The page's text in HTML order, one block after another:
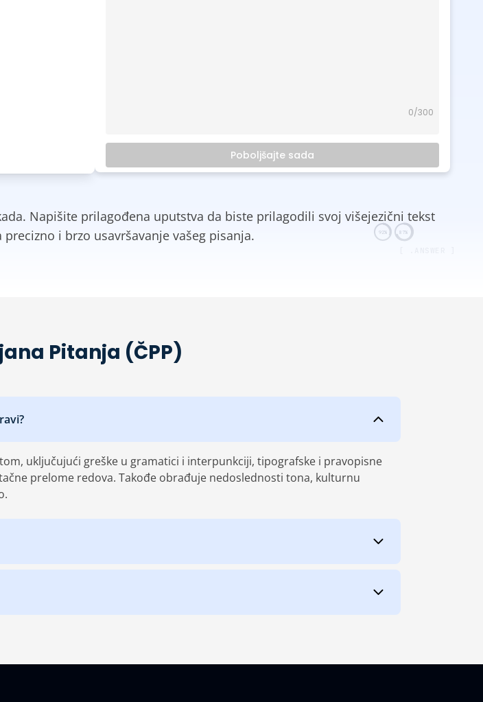
92% 87%
0/300
Poboljšajte sada
Napišite prilagođena uputstva da biste prilagodili svoj višejezični tekst
i brzo usavršavanje vašeg pisanja.
Pitanja (ČPP)
uključujući greške u gramatici i interpunkciji, tipografske i pravopisne
prelome redova. Takođe obrađuje nedoslednosti tona, kulturnu